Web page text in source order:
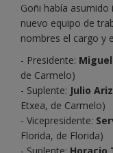
Goñi había
nuevo equipo de
nombres el cargo y
- Presidente:
de Carmelo)
- Suplente: Julio
Etxea, de Carmelo)
- Vicepresidente:
Florida, de Florida)